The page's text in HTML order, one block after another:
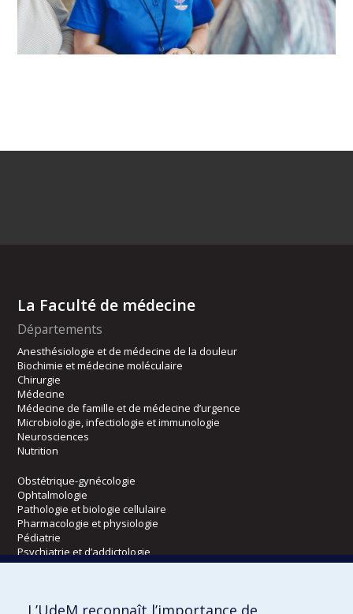
La Faculté de médecine
Départements
Anesthésiologie et de médecine de la douleur
Biochimie et médecine moléculaire
Chirurgie
Médecine
Médecine de famille et de médecine d’urgence
Microbiologie, infectiologie et immunologie
Neurosciences
Nutrition
Obstétrique-gynécologie
Ophtalmologie
Pathologie et biologie cellulaire
Pharmacologie et physiologie
Pédiatrie
Psychiatrie et d’addictologie
Radiologie, radio-oncologie et médecine nucléaire
L’UdeM reconnaît l’importance de